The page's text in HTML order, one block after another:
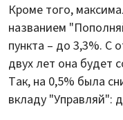
Кроме того,
названием
пункта – до 3,3%. С
двух лет она будет
Так, на 0,5% была
вкладу "Управляй":